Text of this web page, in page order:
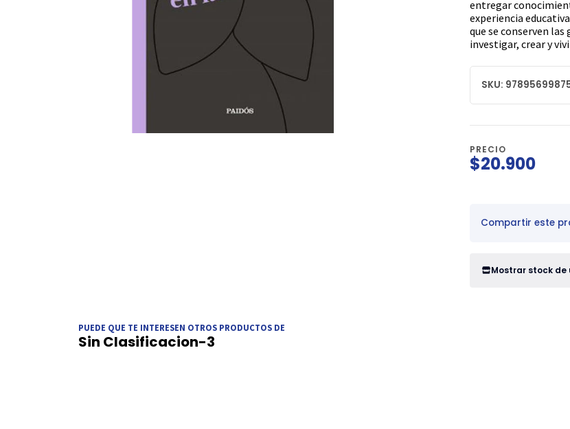
entregar
experiencia
que se conserven
investigar, crear y
SKU:
PRECIO
$20.900
Compartir este
Mostrar stock de
PUEDE QUE TE INTERESEN OTROS PRODUCTOS DE
Sin Clasificacion-3